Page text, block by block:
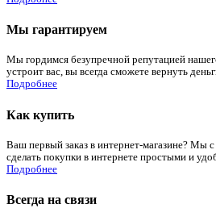
Мы гарантируем
Мы гордимся безупречной репутацией
устроит вас, вы всегда сможете вернуть
Подробнее
Как купить
Ваш первый заказ в интернет-магазине? Мы
сделать покупки в интернете простыми и
Подробнее
Всегда на связи